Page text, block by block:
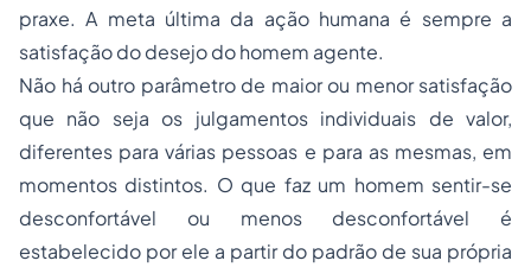
praxe. A meta última da ação humana é sempre a
satisfação do desejo do homem agente.
Não há outro parâmetro de maior ou menor satisfação
que não seja os julgamentos individuais de valor,
diferentes para várias pessoas e para as mesmas, em
momentos distintos. O que faz um homem sentir-se
desconfortável ou menos desconfortável é
estabelecido por ele a partir do padrão de sua própria